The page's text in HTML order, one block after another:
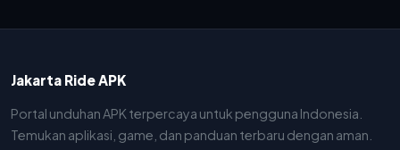
Jakarta Ride APK
Portal unduhan APK terpercaya untuk pengguna Indonesia.
Temukan aplikasi, game, dan panduan terbaru dengan aman.